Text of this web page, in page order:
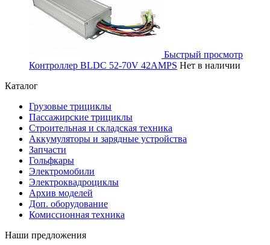
Быстрый просмотр
Контроллер BLDC 52-70V 42AMPS Нет в наличии
Каталог
Грузовые трициклы
Пассажирские трициклы
Строительная и складская техника
Аккумуляторы и зарядные устройства
Запчасти
Гольфкары
Электромобили
Электроквадроциклы
Архив моделей
Доп. оборудование
Комиссионная техника
Наши предложения